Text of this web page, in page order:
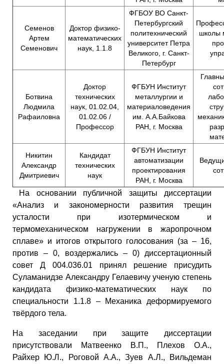
Семенов
Артем
Семенович
Доктор физико-
математических
наук, 1.1.8
ФГБОУ ВО Санкт-
Петербургский
политехнический
университет Петра
Великого, г. Санкт-
Петербург
школы
Ботвина
Людмила
Рафаиловна
Доктор
технических
наук, 01.02.04,
01.02.06 /
Профессор
ФГБУН Институт
металлургии и
материаловедения
им. А.А.Байкова
РАН, г. Москва
Никитин
Александр
Дмитриевич
Кандидат
технических
наук
ФГБУН Институт
автоматизации
проектирования
РАН, г. Москва
На основании публичной защиты диссертации
«Анализ и закономерности развития трещин
усталости при изотермическом и
термомеханическом нагружении в жаропрочном
сплаве» и итогов открытого голосования (за – 16,
против – 0, воздержались – 0) диссертационный
совет Д 004.036.01 принял решение присудить
Суламанидзе Александру Гелаевичу ученую степень
кандидата физико-математических наук по
специальности 1.1.8 – Механика деформируемого
твёрдого тела.
На заседании при защите диссертации
присутствовали Матвеенко В.П., Плехов О.А.,
Райхер Ю.Л., Роговой А.А., Зуев А.Л., Вильдеман